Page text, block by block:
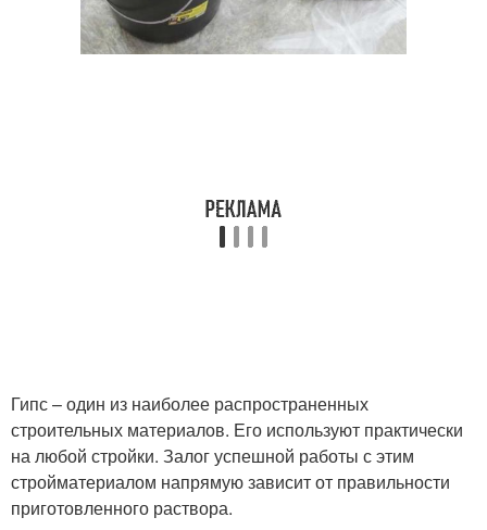
Гипс – один из наиболее распространенных
строительных материалов. Его используют практически
на любой стройки. Залог успешной работы с этим
стройматериалом напрямую зависит от правильности
приготовленного раствора.